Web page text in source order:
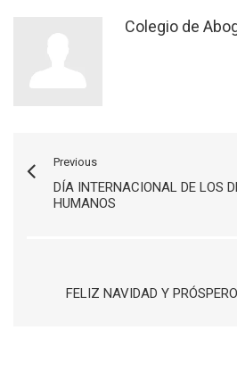
Colegio de
Previous
DÍA INTERNACIONAL DE LOS
HUMANOS
FELIZ NAVIDAD Y